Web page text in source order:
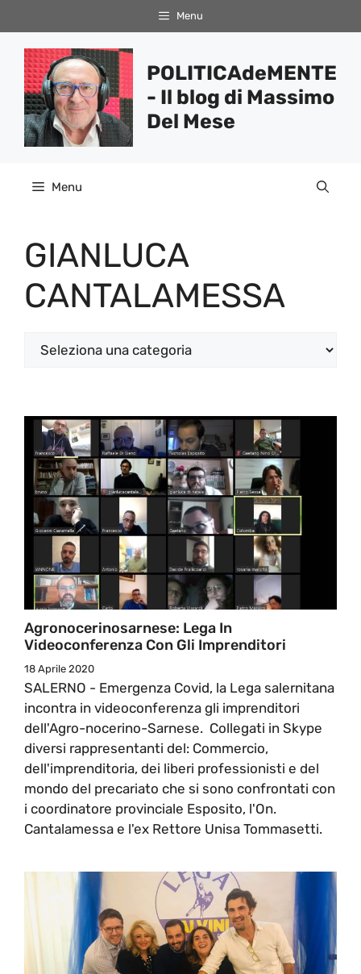
al
contenuto
Menu
POLITICAdeMENTE
- Il blog di Massimo
Del Mese
Menu
GIANLUCA
CANTALAMESSA
Categorie
Agronocerinosarnese: Lega In
Videoconferenza Con Gli Imprenditori
18 Aprile 2020
SALERNO - Emergenza Covid, la Lega salernitana
incontra in videoconferenza gli imprenditori
dell'Agro-nocerino-Sarnese. Collegati in Skype
diversi rappresentanti del: Commercio,
dell'imprenditoria, dei liberi professionisti e del
mondo del precariato che si sono confrontati con
i coordinatore provinciale Esposito, l'On.
Cantalamessa e l'ex Rettore Unisa Tommasetti.